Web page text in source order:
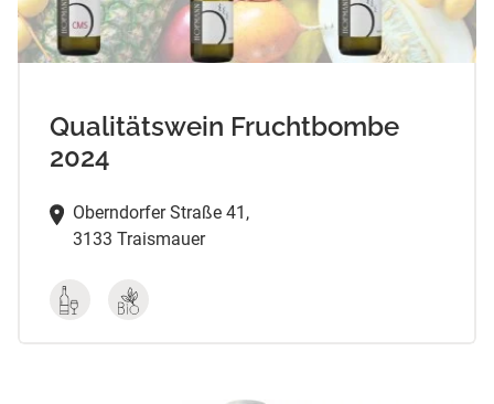
Qualitätswein Fruchtbombe
2024
Oberndorfer Straße 41,
3133 Traismauer